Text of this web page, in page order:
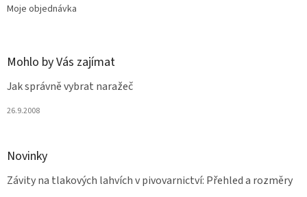
Moje objednávka
Mohlo by Vás zajímat
Jak správně vybrat naražeč
26.9.2008
Novinky
Závity na tlakových lahvích v pivovarnictví: Přehled a rozměry